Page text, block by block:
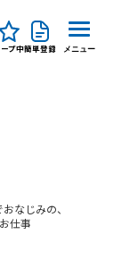
プ中簡単登録 メニュー
なじみの、
仕事